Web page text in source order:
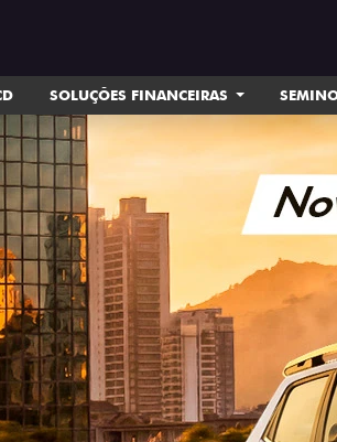
SOLUÇÕES FINANCEIRAS